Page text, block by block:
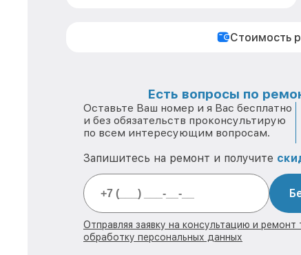
Стоимость
Есть вопросы по
Оставьте Ваш номер и я Вас бесплатно
и без обязательств проконсультирую
по всем интересующим вопросам.
Запишитесь на ремонт и получите
Отправляя заявку на консультацию и
обработку персональных данных